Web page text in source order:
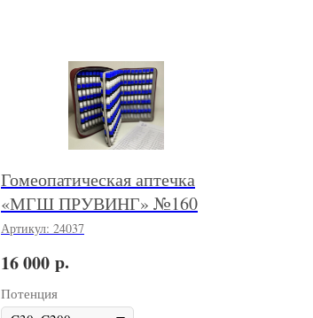
Гомеопатическая аптечка
«МГШ ПРУВИНГ» №160
Артикул: 24037
16 000 р.
Потенция